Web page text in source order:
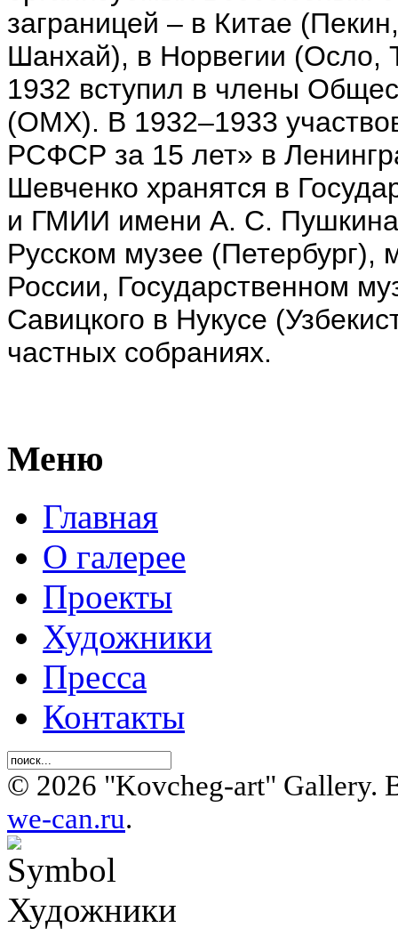
заграницей – в Китае
Шанхай), в Норвегии (Осло,
1932 вступил в члены
(ОМХ). В 1932–1933
РСФСР за 15 лет» в
Шевченко хранятся в
и ГМИИ имени А. С. Пушкина
Русском музее (Петербург),
России, Государственном
Савицкого в Нукусе
частных собраниях.
Меню
Главная
О галерее
Проекты
Художники
Пресса
Контакты
© 2026 "Kovcheg-art" Gallery.
we-can.ru.
Художники